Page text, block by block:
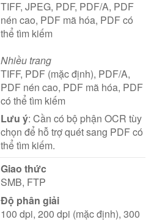
TIFF, JPEG, PDF, PDF/A, PDF
nén cao, PDF mã hóa, PDF có
thể tìm kiếm
Nhiều trang
TIFF, PDF (mặc định), PDF/A,
PDF nén cao, PDF mã hóa, PDF
có thể tìm kiếm
Lưu ý: Cần có bộ phận OCR tùy
chọn để hỗ trợ quét sang PDF có
thể tìm kiếm.
Giao thức
SMB, FTP
Độ phân giải
100 dpi, 200 dpi (mặc định), 300